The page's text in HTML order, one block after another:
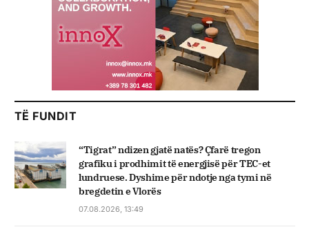
TË FUNDIT
“Tigrat” ndizen gjatë natës? Çfarë tregon
grafiku i prodhimit të energjisë për TEC-et
lundruese. Dyshime për ndotje nga tymi në
bregdetin e Vlorës
07.08.2026, 13:49